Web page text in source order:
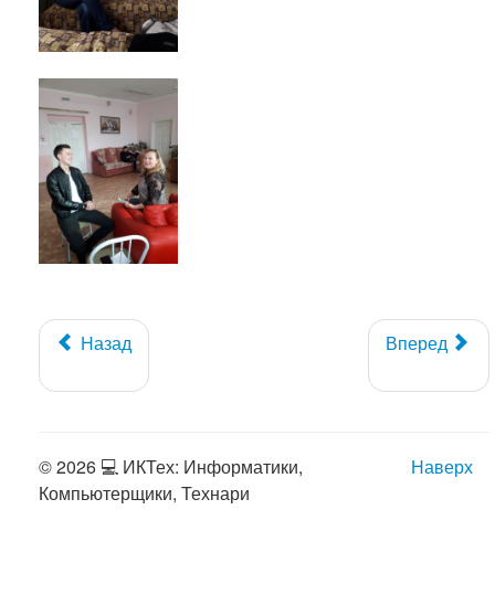
Назад Вперед
Наверх
© 2026 💻 ИКТех: Информатики,
Компьютерщики, Технари